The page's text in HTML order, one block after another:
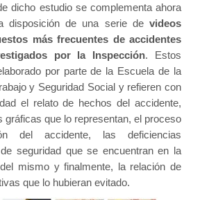
dicho estudio se complementa ahora
disposición de una serie de videos
más frecuentes de accidentes
por la Inspección. Estos
por parte de la Escuela de la
y Seguridad Social y refieren con
el relato de hechos del accidente,
gráficas que lo representan, el proceso
del accidente, las deficiencias
seguridad que se encuentran en la
mismo y finalmente, la relación de
que lo hubieran evitado.